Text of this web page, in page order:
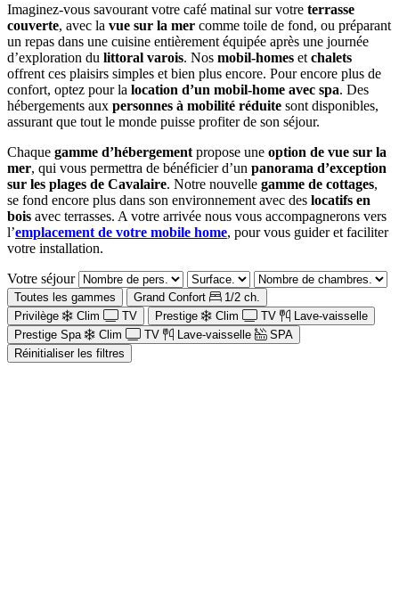
Imaginez-vous savourant votre café matinal sur votre terrasse
couverte, avec la vue sur la mer comme toile de fond, ou préparant
un repas dans une cuisine entièrement équipée après une journée
d’exploration du littoral varois. Nos mobil-homes et chalets
offrent ces plaisirs simples et bien plus encore. Pour encore plus de
confort, optez pour la location d’un mobil-home avec spa. Des
hébergements aux personnes à mobilité réduite sont disponibles,
assurant que tout le monde puisse profiter de son séjour.
Chaque gamme d’hébergement propose une option de vue sur la
mer, qui vous permettra de bénéficier d’un panorama d’exception
sur les plages de Cavalaire. Notre nouvelle gamme de cottages,
se fond encore plus dans son environnement avec des locatifs en
bois avec terrasses. A votre arrivée nous vous accompagnerons vers
l’emplacement de votre mobile home, pour vous guider et faciliter
votre installation.
Votre séjour
Toutes les gammes Grand Confort
1/2 ch.
Privilège
Clim TV Prestige Clim TV
Lave-vaisselle
Prestige Spa
Clim TV Lave-vaisselle
SPA
Réinitialiser les filtres